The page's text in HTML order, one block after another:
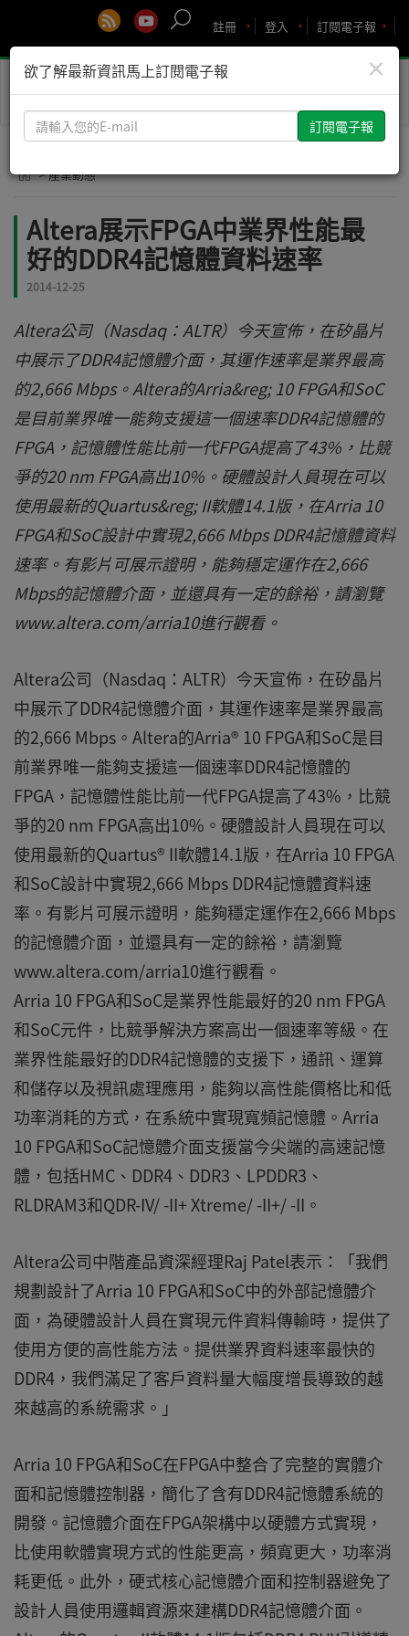
訂閱電子報
登入
註冊
Toggle
> 產業動態
Altera展示FPGA中業界性能最
好的DDR4記憶體資料速率
2014-12-25
Altera公司（Nasdaq：ALTR）今天宣佈，在矽晶片
中展示了DDR4記憶體介面，其運作速率是業界最高
的2,666 Mbps。Altera的Arria&reg; 10 FPGA和SoC
是目前業界唯一能夠支援這一個速率DDR4記憶體的
FPGA，記憶體性能比前一代FPGA提高了43%，比競
爭的20 nm FPGA高出10%。硬體設計人員現在可以
使用最新的Quartus&reg; II軟體14.1版，在Arria 10
FPGA和SoC設計中實現2,666 Mbps DDR4記憶體資料
速率。有影片可展示證明，能夠穩定運作在2,666
Mbps的記憶體介面，並還具有一定的餘裕，請瀏覽
www.altera.com/arria10進行觀看。
Altera公司（Nasdaq：ALTR）今天宣佈，在矽晶片
中展示了DDR4記憶體介面，其運作速率是業界最高
的2,666 Mbps。Altera的Arria® 10 FPGA和SoC是目
前業界唯一能夠支援這一個速率DDR4記憶體的
FPGA，記憶體性能比前一代FPGA提高了43%，比競
爭的20 nm FPGA高出10%。硬體設計人員現在可以
使用最新的Quartus® II軟體14.1版，在Arria 10 FPGA
和SoC設計中實現2,666 Mbps DDR4記憶體資料速
率。有影片可展示證明，能夠穩定運作在2,666 Mbps
的記憶體介面，並還具有一定的餘裕，請瀏覽
www.altera.com/arria10進行觀看。
Arria 10 FPGA和SoC是業界性能最好的20 nm FPGA
和SoC元件，比競爭解決方案高出一個速率等級。在
業界性能最好的DDR4記憶體的支援下，通訊、運算
和儲存以及視訊處理應用，能夠以高性能價格比和低
功率消耗的方式，在系統中實現寬頻記憶體。Arria
10 FPGA和SoC記憶體介面支援當今尖端的高速記憶
體，包括HMC、DDR4、DDR3、LPDDR3、
RLDRAM3和QDR-IV/ -II+ Xtreme/ -II+/ -II。
Altera公司中階產品資深經理Raj Patel表示：「我們
規劃設計了Arria 10 FPGA和SoC中的外部記憶體介
面，為硬體設計人員在實現元件資料傳輸時，提供了
使用方便的高性能方法。提供業界資料速率最快的
DDR4，我們滿足了客戶資料量大幅度增長導致的越
來越高的系統需求。」
Arria 10 FPGA和SoC在FPGA中整合了完整的實體介
面和記憶體控制器，簡化了含有DDR4記憶體系統的
開發。記憶體介面在FPGA架構中以硬體方式實現，
比使用軟體實現方式的性能更高，頻寬更大，功率消
耗更低。此外，硬式核心記憶體介面和控制器避免了
設計人員使用邏輯資源來建構DDR4記憶體介面。
×
欲了解最新資訊馬上訂閱電子報
請
輸
您
E-
mail